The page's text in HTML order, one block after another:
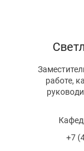
конкурсу
Вячеслав
Вячеслав
Первый
работе,
+7